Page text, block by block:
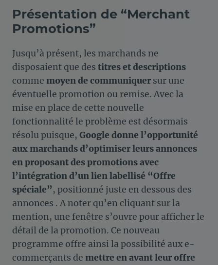
Présentation de “Merchant
Promotions”
Jusqu’à présent, les marchands ne
disposaient que des titres et descriptions
comme moyen de communiquer sur une
éventuelle promotion ou remise. Avec la
mise en place de cette nouvelle
fonctionnalité le problème est désormais
résolu puisque, Google donne l’opportunité
aux marchands d’optimiser leurs annonces
en proposant des promotions avec
l’intégration d’un lien labellisé “Offre
spéciale”, positionné juste en dessous des
annonces . A noter qu’en cliquant sur la
mention, une fenêtre s’ouvre pour afficher le
détail de la promotion. Ce nouveau
programme offre ainsi la possibilité aux e-
commerçants de mettre en avant leur offre